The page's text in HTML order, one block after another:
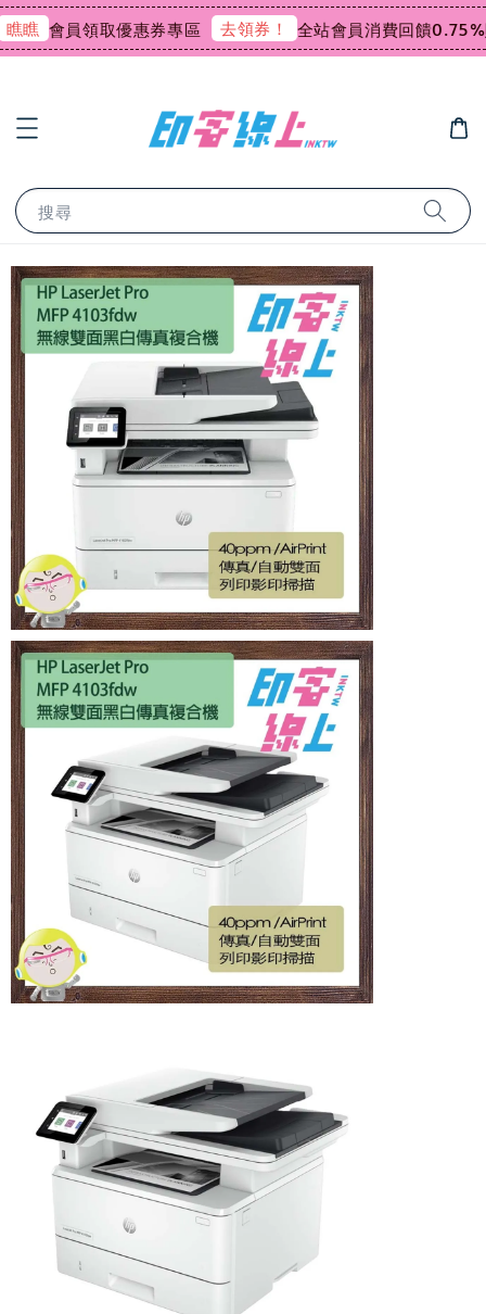
會員領取優惠券專區 去領券！ 全站會員消費回饋0.75%購
搜尋